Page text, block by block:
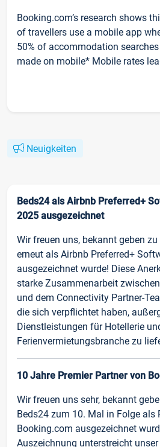
Booking.com’s research shows
of travellers use a mobile app
50% of accommodation
made on mobile* Mobile rates
Neuigkeiten
Beds24 als Airbnb Preferred+
2025 ausgezeichnet
Wir freuen uns, bekannt geben
erneut als Airbnb Preferred+
ausgezeichnet wurde! Diese
starke Zusammenarbeit
und dem Connectivity Partner-
die sich verpflichtet haben,
Dienstleistungen für Hotellerie
Ferienvermietungsbranche zu
10 Jahre Premier Partner von
Wir freuen uns sehr, bekannt
Beds24 zum 10. Mal in Folge als
Booking.com ausgezeichnet
Auszeichnung unterstreicht